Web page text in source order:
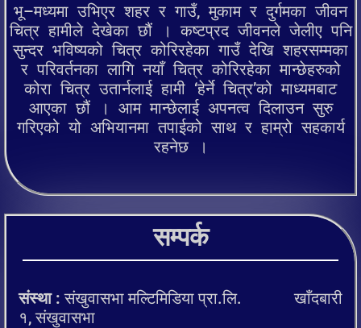
भू–मध्यमा उभिएर शहर र गाउँ, मुकाम र दुर्गमका जीवन
चित्र हामीले देखेका छौं । कष्टप्रद जीवनले जेलीए पनि
सुन्दर भविष्यको चित्र कोरिरहेका गाउँ देखि शहरसम्मका
र परिवर्तनका लागि नयाँ चित्र कोरिरहेका मान्छेहरुको
कोरा चित्र उतार्नलाई हामी ‘हेर्ने चित्र’को माध्यमबाट
आएका छौं । आम मान्छेलाई अपनत्व दिलाउन सुरु
गरिएको यो अभियानमा तपाईको साथ र हाम्रो सहकार्य
रहनेछ ।
सम्पर्क
संस्था : संखुवासभा मल्टिमिडिया प्रा.लि. खाँदबारी
१, संखुवासभा